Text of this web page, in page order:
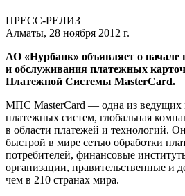
ПРЕСС-РЕЛИЗ
Алматы, 28 ноября 2012 г.
АО «Нурбанк» объявляет о начале
и обслуживания платежных
Платежной Системы MasterCard.
МПС MasterCard — одна из ведущих
платежных систем, глобальная
в области платежей и технологий.
быстрой в мире сетью обработки
потребителей, финансовые
организации, правительственные и
чем в 210 странах мира.